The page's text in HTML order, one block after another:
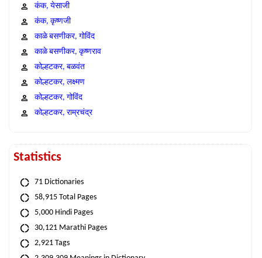
कंक, येसाजी
कंक, कृष्णजी
काळे बसणीकर, गोविंद
काळे बसणीकर, कृष्णराव
कोल्हटकर, बळवंत
कोल्हटकर, लक्ष्मण
कोल्हटकर, गोविंद
कोल्हटकर, राम्रचंद्र
Statistics
71 Dictionaries
58,915 Total Pages
5,000 Hindi Pages
30,121 Marathi Pages
2,921 Tags